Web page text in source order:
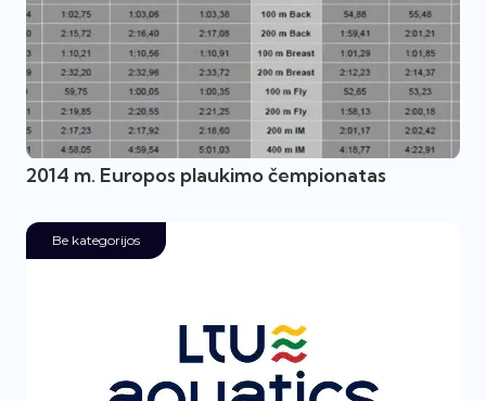
2014 m. Europos plaukimo čempionatas
Be kategorijos